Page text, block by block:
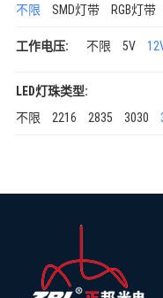
不限
SMD灯带 RGB灯带
工作电压: 不限 5V
LED灯珠类型:
不限
2216 2835 3030